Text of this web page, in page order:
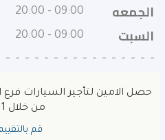
الجمعه 09:00 - 20:00
السبت 09:00 - 20:00
حصل الامين لتأجير السيارات فرع
من خلال 111 زائر
قم